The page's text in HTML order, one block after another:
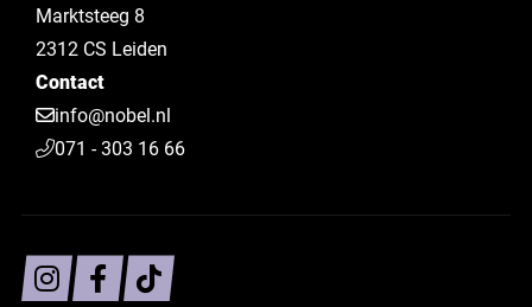
Marktsteeg 8
2312 CS Leiden
Contact
info@nobel.nl
071 - 303 16 66